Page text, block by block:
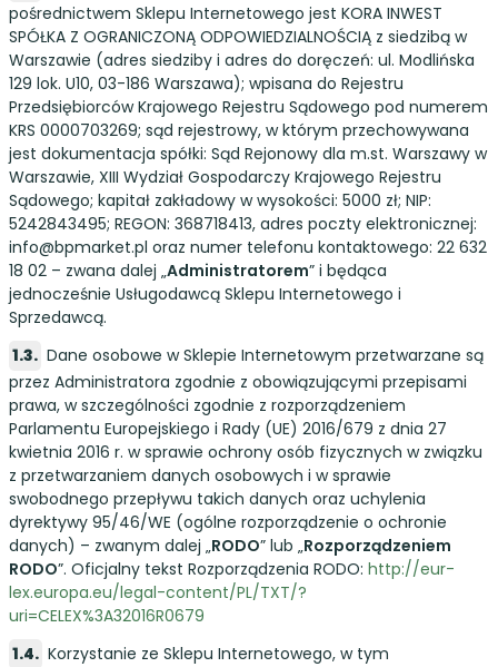
pośrednictwem Sklepu Internetowego jest KORA INWEST
SPÓŁKA Z OGRANICZONĄ ODPOWIEDZIALNOŚCIĄ z siedzibą w
Warszawie (adres siedziby i adres do doręczeń: ul. Modlińska
129 lok. U10, 03-186 Warszawa); wpisana do Rejestru
Przedsiębiorców Krajowego Rejestru Sądowego pod numerem
KRS 0000703269; sąd rejestrowy, w którym przechowywana
jest dokumentacja spółki: Sąd Rejonowy dla m.st. Warszawy w
Warszawie, XIII Wydział Gospodarczy Krajowego Rejestru
Sądowego; kapitał zakładowy w wysokości: 5000 zł; NIP:
5242843495; REGON: 368718413, adres poczty elektronicznej:
info@bpmarket.pl oraz numer telefonu kontaktowego: 22 632
18 02 – zwana dalej „Administratorem” i będąca
jednocześnie Usługodawcą Sklepu Internetowego i
Sprzedawcą.
Dane osobowe w Sklepie Internetowym przetwarzane są
przez Administratora zgodnie z obowiązującymi przepisami
prawa, w szczególności zgodnie z rozporządzeniem
Parlamentu Europejskiego i Rady (UE) 2016/679 z dnia 27
kwietnia 2016 r. w sprawie ochrony osób fizycznych w związku
z przetwarzaniem danych osobowych i w sprawie
swobodnego przepływu takich danych oraz uchylenia
dyrektywy 95/46/WE (ogólne rozporządzenie o ochronie
danych) – zwanym dalej „RODO” lub „Rozporządzeniem
RODO”. Oficjalny tekst Rozporządzenia RODO: http://eur-
lex.europa.eu/legal-content/PL/TXT/?
uri=CELEX%3A32016R0679
Korzystanie ze Sklepu Internetowego, w tym